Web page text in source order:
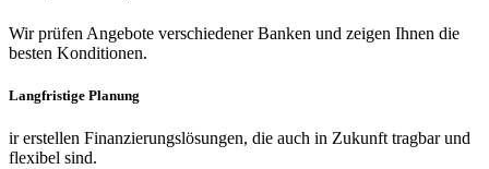
Wir prüfen Angebote verschiedener Banken und zeigen Ihnen die
besten Konditionen.
Langfristige Planung
ir erstellen Finanzierungslösungen, die auch in Zukunft tragbar und
flexibel sind.